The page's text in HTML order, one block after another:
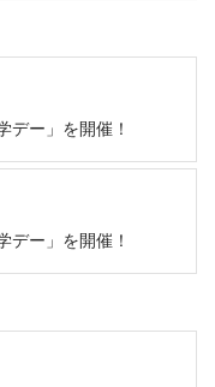
ー」を開催！
ー」を開催！